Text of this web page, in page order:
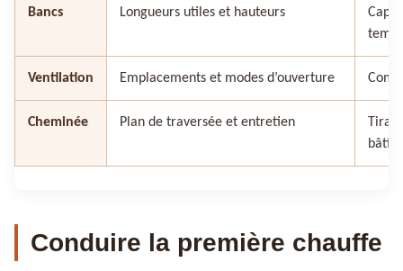
Bancs Longueurs utiles et hauteurs
Ventilation Emplacements et modes d’ouverture
Cheminée Plan de traversée et entretien
Conduire la première chauffe